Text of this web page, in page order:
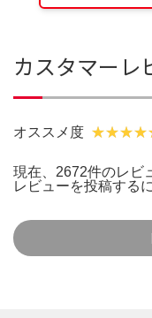
カスタマーレ
オススメ度
現在、2672件のレビ
レビューを投稿する